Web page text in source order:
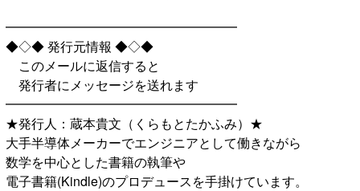
━━━━━━━━━━━━━━━━━━
◆◇◆ 発行元情報 ◆◇◆
このメールに返信すると
発行者にメッセージを送れます
━━━━━━━━━━━━━━━━━━
★発行人：蔵本貴文（くらもとたかふみ）★
大手半導体メーカーでエンジニアとして働きながら
数学を中心とした書籍の執筆や
電子書籍(Kindle)のプロデュースを手掛けています。